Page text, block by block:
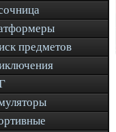
предметов